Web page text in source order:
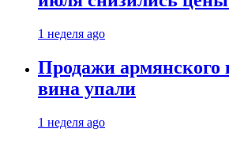
1 неделя ago
Продажи армянского
вина упали
1 неделя ago